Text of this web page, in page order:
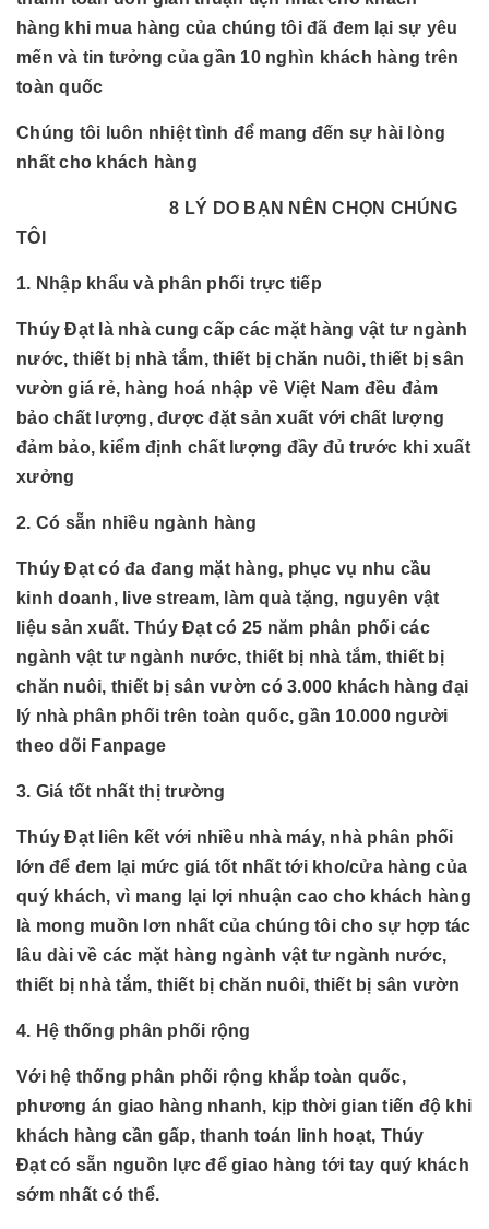
hàng khi mua hàng của chúng tôi đã đem lại sự yêu
mến và tin tưởng của gần 10 nghìn khách hàng trên
toàn quốc
Chúng tôi luôn nhiệt tình để mang đến sự hài lòng
nhất cho khách hàng
8 LÝ DO BẠN NÊN CHỌN CHÚNG
TÔI
1. Nhập khẩu và phân phối trực tiếp
Thúy Đạt là nhà cung cấp các mặt hàng vật tư ngành
nước, thiết bị nhà tắm, thiết bị chăn nuôi, thiết bị sân
vườn giá rẻ, hàng hoá nhập về Việt Nam đều đảm
bảo chất lượng, được đặt sản xuất với chất lượng
đảm bảo, kiểm định chất lượng đầy đủ trước khi xuất
xưởng
2. Có sẵn nhiều ngành hàng
Thúy Đạt có đa đang mặt hàng, phục vụ nhu cầu
kinh doanh, live stream, làm quà tặng, nguyên vật
liệu sản xuất. Thúy Đạt có 25 năm phân phối các
ngành vật tư ngành nước, thiết bị nhà tắm, thiết bị
chăn nuôi, thiết bị sân vườn có 3.000 khách hàng đại
lý nhà phân phối trên toàn quốc, gần 10.000 người
theo dõi Fanpage
3. Giá tốt nhất thị trường
Thúy Đạt liên kết với nhiều nhà máy, nhà phân phối
lớn để đem lại mức giá tốt nhất tới kho/cửa hàng của
quý khách, vì mang lại lợi nhuận cao cho khách hàng
là mong muồn lơn nhất của chúng tôi cho sự hợp tác
lâu dài về các mặt hàng ngành vật tư ngành nước,
thiết bị nhà tắm, thiết bị chăn nuôi, thiết bị sân vườn
4. Hệ thống phân phối rộng
Với hệ thống phân phối rộng khắp toàn quốc,
phương án giao hàng nhanh, kịp thời gian tiến độ khi
khách hàng cần gấp, thanh toán linh hoạt, Thúy
Đạt có sẵn nguồn lực để giao hàng tới tay quý khách
sớm nhất có thể.